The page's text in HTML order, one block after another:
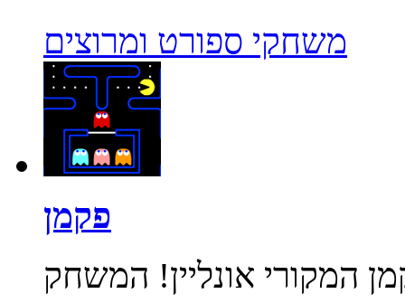
משחקי ספורט ומרוצים
פקמן